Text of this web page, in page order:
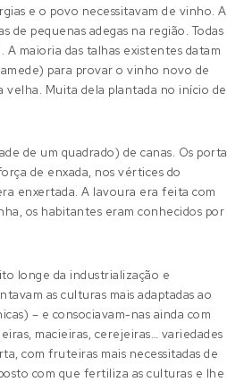
e o povo necessitavam de vinho. A
de pequenas adegas na região. Todas
maioria das talhas existentes datam
para provar o vinho novo de
Muita dela plantada no início de
de um quadrado) de canas. Os porta
de enxada, nos vértices do
enxertada. A lavoura era feita com
os habitantes eram conhecidos por
longe da industrialização e
as culturas mais adaptadas ao
– e consociavam-nas ainda com
macieiras, cerejeiras… variedades
com fruteiras mais necessitadas de
com que fertiliza as culturas e lhe